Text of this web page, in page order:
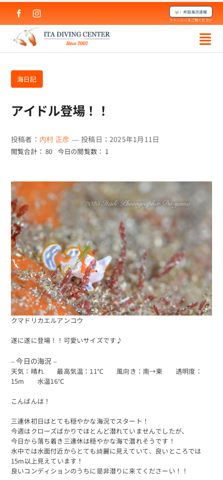
content
🤿｜井田海況速報
ストーリーをご覧ください
海日記
アイドル登場！！
投稿者： 内村 正彦 — 投稿日：2025年1月11日
閲覧合計： 80 今日の閲覧数： 1
クマドリカエルアンコウ
遂に遂に登場！！可愛いサイズです♪
– 今日の海況 –
天気：晴れ 最高気温：11℃ 風向き：南→東 透明度：
15m 水温16℃
こんばんは！
三連休初日はとても穏やかな海況でスタート！
今週はクローズばかりでほとんど潜れていませんでしたが、
今日から落ち着き三連休は穏やかな海で潜れそうです！
水中では水面付近からとても綺麗に見えていて、良いところでは
15m以上見えています！
良いコンディションのうちに是非潜りに来てくださーい！！